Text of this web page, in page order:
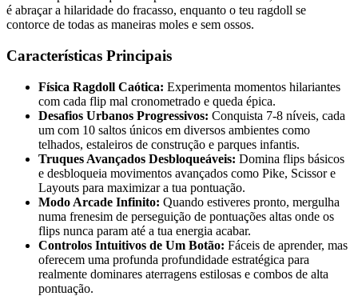
é abraçar a hilaridade do fracasso, enquanto o teu ragdoll se
contorce de todas as maneiras moles e sem ossos.
Características Principais
Física Ragdoll Caótica: Experimenta momentos hilariantes
com cada flip mal cronometrado e queda épica.
Desafios Urbanos Progressivos: Conquista 7-8 níveis, cada
um com 10 saltos únicos em diversos ambientes como
telhados, estaleiros de construção e parques infantis.
Truques Avançados Desbloqueáveis: Domina flips básicos
e desbloqueia movimentos avançados como Pike, Scissor e
Layouts para maximizar a tua pontuação.
Modo Arcade Infinito: Quando estiveres pronto, mergulha
numa frenesim de perseguição de pontuações altas onde os
flips nunca param até a tua energia acabar.
Controlos Intuitivos de Um Botão: Fáceis de aprender, mas
oferecem uma profunda profundidade estratégica para
realmente dominares aterragens estilosas e combos de alta
pontuação.